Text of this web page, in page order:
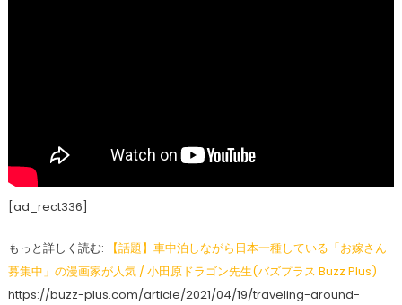
[ad_rect336]
もっと詳しく読む:
【話題】車中泊しながら日本一種している「お嫁さん
募集中」の漫画家が人気 / 小田原ドラゴン先生(バズプラス Buzz Plus)
https://buzz-plus.com/article/2021/04/19/traveling-around-